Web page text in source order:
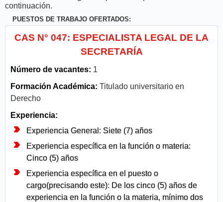
continuación.
PUESTOS DE TRABAJO OFERTADOS:
CAS N° 047: ESPECIALISTA LEGAL DE LA
SECRETARÍA
Número de vacantes: 1
Formación Académica: Titulado universitario en
Derecho
Experiencia:
Experiencia General: Siete (7) años
Experiencia específica en la función o materia:
Cinco (5) años
Experiencia específica en el puesto o
cargo(precisando este): De los cinco (5) años de
experiencia en la función o la materia, mínimo dos